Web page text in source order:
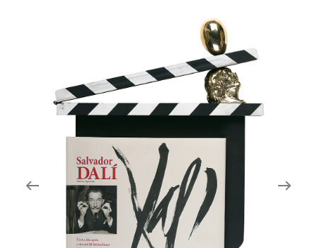
Aukce filmových klapek
Aktuality
Zlín Film Festival